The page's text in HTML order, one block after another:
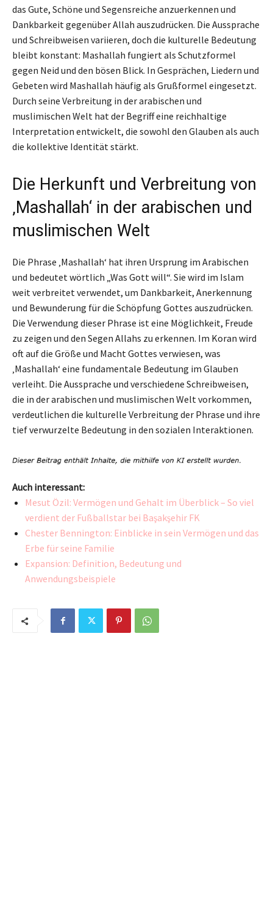
das Gute, Schöne und Segensreiche anzuerkennen und
Dankbarkeit gegenüber Allah auszudrücken. Die Aussprache
und Schreibweisen variieren, doch die kulturelle Bedeutung
bleibt konstant: Mashallah fungiert als Schutzformel
gegen Neid und den bösen Blick. In Gesprächen, Liedern und
Gebeten wird Mashallah häufig als Grußformel eingesetzt.
Durch seine Verbreitung in der arabischen und
muslimischen Welt hat der Begriff eine reichhaltige
Interpretation entwickelt, die sowohl den Glauben als auch
die kollektive Identität stärkt.
Die Herkunft und Verbreitung von
‚Mashallah‘ in der arabischen und
muslimischen Welt
Die Phrase ‚Mashallah‘ hat ihren Ursprung im Arabischen
und bedeutet wörtlich „Was Gott will“. Sie wird im Islam
weit verbreitet verwendet, um Dankbarkeit, Anerkennung
und Bewunderung für die Schöpfung Gottes auszudrücken.
Die Verwendung dieser Phrase ist eine Möglichkeit, Freude
zu zeigen und den Segen Allahs zu erkennen. Im Koran wird
oft auf die Größe und Macht Gottes verwiesen, was
‚Mashallah‘ eine fundamentale Bedeutung im Glauben
verleiht. Die Aussprache und verschiedene Schreibweisen,
die in der arabischen und muslimischen Welt vorkommen,
verdeutlichen die kulturelle Verbreitung der Phrase und ihre
tief verwurzelte Bedeutung in den sozialen Interaktionen.
Auch interessant:
Mesut Özil: Vermögen und Gehalt im Überblick – So viel
verdient der Fußballstar bei Başakşehir FK
Chester Bennington: Einblicke in sein Vermögen und das
Erbe für seine Familie
Expansion: Definition, Bedeutung und
Anwendungsbeispiele